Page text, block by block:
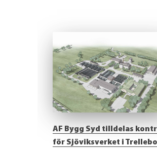
AF Bygg Syd tilldelas
för Sjöviksverket i